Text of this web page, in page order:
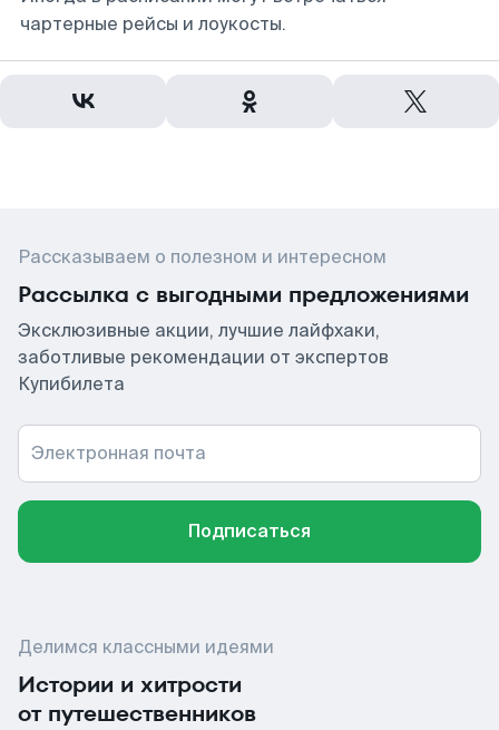
чартерные рейсы и лоукосты.
Рассказываем о полезном и интересном
Рассылка с выгодными предложениями
Эксклюзивные акции, лучшие лайфхаки,
заботливые рекомендации от экспертов
Купибилета
Электронная почта
Подписаться
Делимся классными идеями
Истории и хитрости
от путешественников